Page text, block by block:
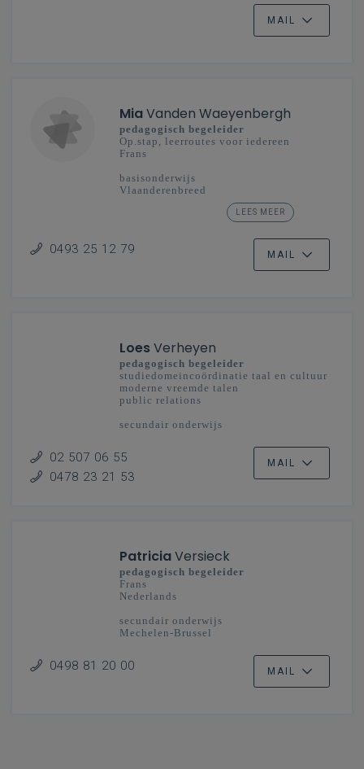
MAIL
MiaVanden Waeyenbergh
pedagogisch begeleider
Op.stap, leerroutes voor iedereen
Frans
basisonderwijs
Vlaanderenbreed
LEES MEER
0493 25 12 79 MAIL
LoesVerheyen
pedagogisch begeleider
studiedomeincoördinatie taal en cultuur
moderne vreemde talen
public relations
secundair onderwijs
02 507 06 55
0478 23 21 53
MAIL
PatriciaVersieck
pedagogisch begeleider
Frans
Nederlands
secundair onderwijs
Mechelen-Brussel
0498 81 20 00 MAIL